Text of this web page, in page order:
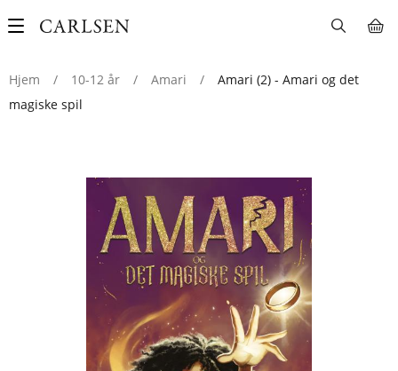
Main
Hjem
/ 10-12 år / Amari /
Amari (2) - Amari og det
magiske spil